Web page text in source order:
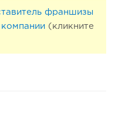
франшизы
(кликните